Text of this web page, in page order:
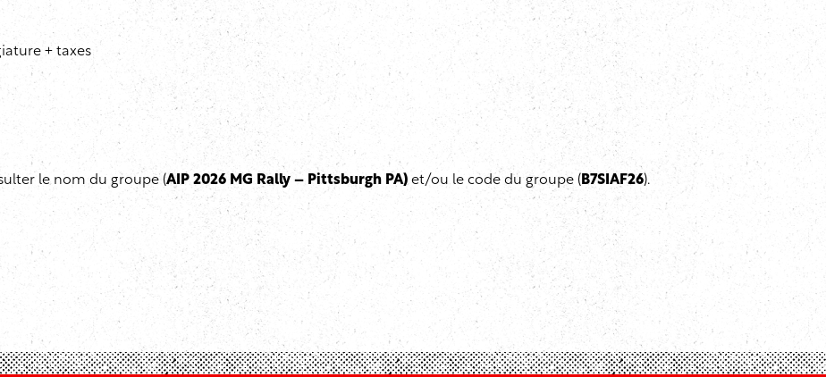
+ taxes
le nom du groupe (AIP 2026 MG Rally – Pittsburgh PA)et/ou le code du groupe (B7SIAF26).